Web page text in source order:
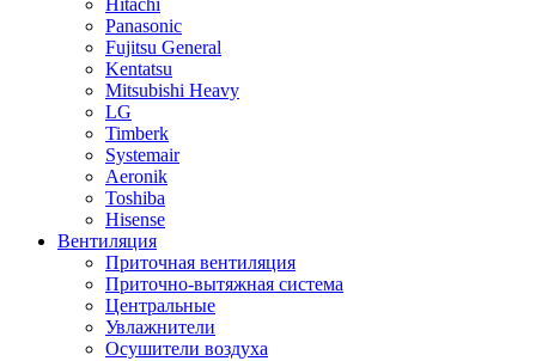
Hitachi
Panasonic
Fujitsu General
Kentatsu
Mitsubishi Heavy
LG
Timberk
Systemair
Aeronik
Toshiba
Hisense
Вентиляция
Приточная вентиляция
Приточно-вытяжная система
Центральные
Увлажнители
Осушители воздуха